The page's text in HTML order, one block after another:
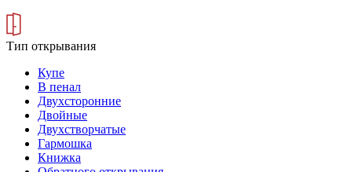
Тип открывания
Купе
В пенал
Двухсторонние
Двойные
Двухстворчатые
Гармошка
Книжка